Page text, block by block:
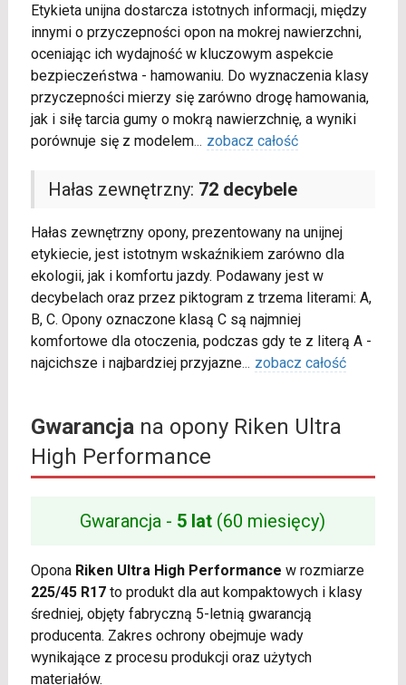
Etykieta unijna dostarcza istotnych informacji, między
innymi o przyczepności opon na mokrej nawierzchni,
oceniając ich wydajność w kluczowym aspekcie
bezpieczeństwa - hamowaniu. Do wyznaczenia klasy
przyczepności mierzy się zarówno drogę hamowania,
jak i siłę tarcia gumy o mokrą nawierzchnię, a wyniki
porównuje się z modelem... zobacz całość
Hałas zewnętrzny: 72 decybele
Hałas zewnętrzny opony, prezentowany na unijnej
etykiecie, jest istotnym wskaźnikiem zarówno dla
ekologii, jak i komfortu jazdy. Podawany jest w
decybelach oraz przez piktogram z trzema literami: A,
B, C. Opony oznaczone klasą C są najmniej
komfortowe dla otoczenia, podczas gdy te z literą A -
najcichsze i najbardziej przyjazne... zobacz całość
Gwarancjana opony Riken Ultra
High Performance
Gwarancja - 5 lat (60 miesięcy)
Opona Riken Ultra High Performance w rozmiarze
225/45 R17to produkt dla aut kompaktowych i klasy
średniej, objęty fabryczną 5-letnią gwarancją
producenta. Zakres ochrony obejmuje wady
wynikające z procesu produkcji oraz użytych
materiałów.